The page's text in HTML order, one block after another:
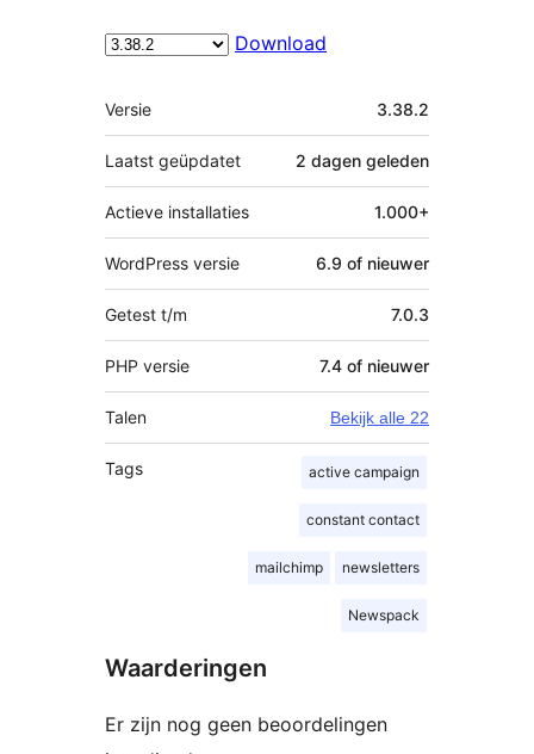
Download
Meta
Versie 3.38.2
Laatst geüpdatet 2 dagen geleden
Actieve installaties 1.000+
WordPress versie 6.9 of nieuwer
Getest t/m 7.0.3
PHP versie 7.4 of nieuwer
Talen Bekijk alle 22
Tags active campaign
constant contact
mailchimp newsletters
Newspack
Waarderingen
Er zijn nog geen beoordelingen